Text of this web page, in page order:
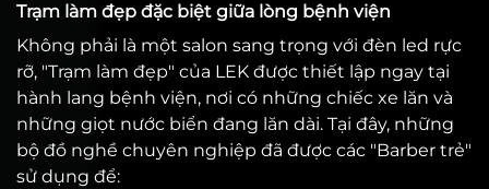
Trạm làm đẹp đặc biệt giữa lòng bệnh viện
Không phải là một salon sang trọng với đèn led rực
rỡ, "Trạm làm đẹp" của LEK được thiết lập ngay tại
hành lang bệnh viện, nơi có những chiếc xe lăn và
những giọt nước biển đang lăn dài. Tại đây, những
bộ đồ nghề chuyên nghiệp đã được các "Barber trẻ"
sử dụng để: